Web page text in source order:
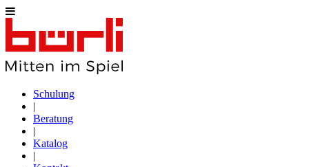
Schulung
|
Beratung
|
Katalog
|